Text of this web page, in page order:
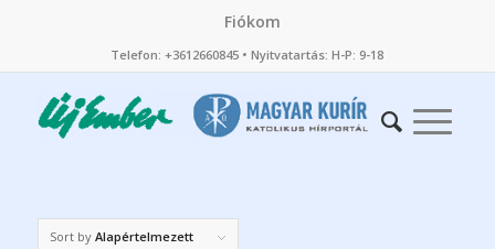
Fiókom
Telefon: +3612660845 • Nyitvatartás: H-P: 9-18
Sort by Alapértelmezett